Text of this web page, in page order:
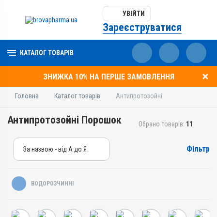
УВІЙТИ
Зареєструватися
КАТАЛОГ ТОВАРІВ
ЗНИЖКА 10% НА ПЕРШЕ ЗАМОВЛЕННЯ
Головна Каталог товарів Антипротозойні
Антипротозойні Порошок Обрано товарів: 11
За назвою - від А до Я
За ціною – від дорогих
Фільтр
ВОДОРОЗЧИННІ